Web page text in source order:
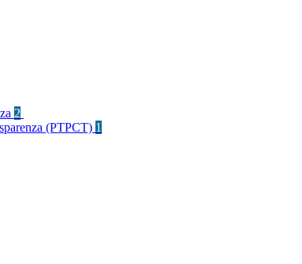
2
(PTPCT) 1